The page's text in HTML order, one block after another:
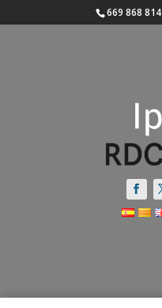
669 868 814